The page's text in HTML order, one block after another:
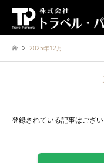
2025年12月
登録されている記事はござい